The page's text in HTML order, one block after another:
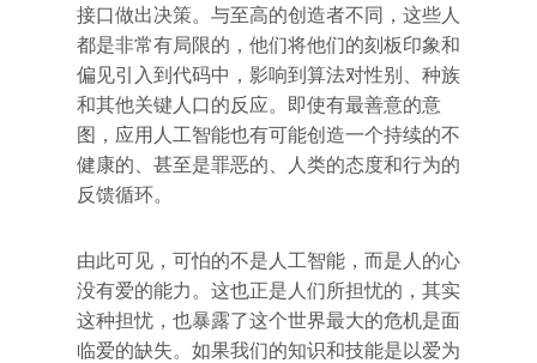
接口做出决策。与至高的创造者不同，这些人
都是非常有局限的，他们将他们的刻板印象和
偏见引入到代码中，影响到算法对性别、种族
和其他关键人口的反应。即使有最善意的意
图，应用人工智能也有可能创造一个持续的不
健康的、甚至是罪恶的、人类的态度和行为的
反馈循环。
由此可见，可怕的不是人工智能，而是人的心
没有爱的能力。这也正是人们所担忧的，其实
这种担忧，也暴露了这个世界最大的危机是面
临爱的缺失。如果我们的知识和技能是以爱为